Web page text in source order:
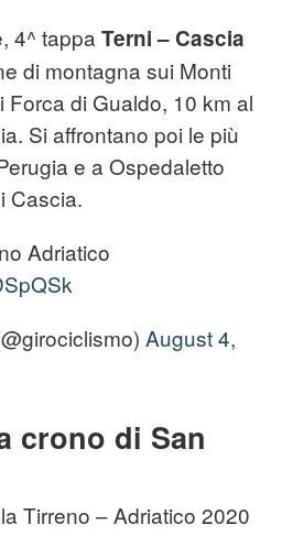
4^ tappa Terni – Cascia
di montagna sui Monti
Forca di Gualdo, 10 km al
Si affrontano poi le più
e a Ospedaletto
Cascia.
Adriatico
August 4,
crono di San
Tirreno – Adriatico 2020